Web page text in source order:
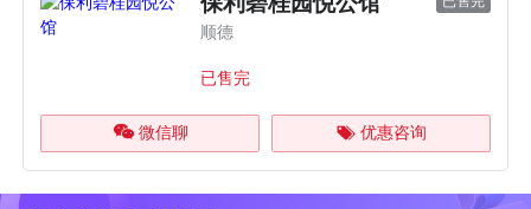
顺德
已售完
微信聊 优惠咨询